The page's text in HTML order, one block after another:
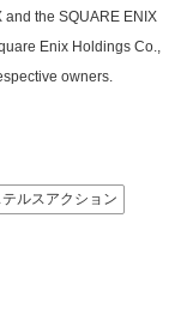
and the SQUARE ENIX
Enix Holdings Co.,
owners.
ルスアクション